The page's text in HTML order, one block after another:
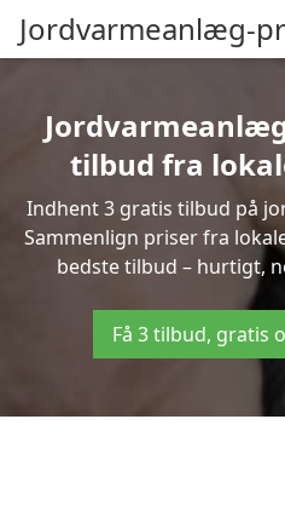
Jordvarmeanlæg-
tilbud fra
Indhent 3 gratis tilbud på
Sammenlign priser fra
bedste tilbud – hurtigt,
Få 3 tilbud, gratis